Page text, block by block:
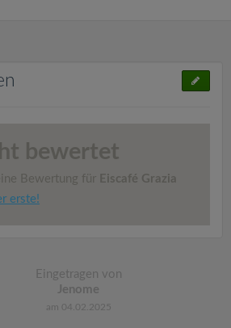
bewertet
Bewertung für Eiscafé Grazia
erste!
Eingetragen von
Jenome
am 04.02.2025